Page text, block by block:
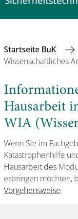
Startseite BuK
Wissenschaftliches
Hausarbeit
WIA
Wenn Sie im
Katastrophenhilfe
Hausarbeit des
erbringen möchten,
Vorgehensweise.